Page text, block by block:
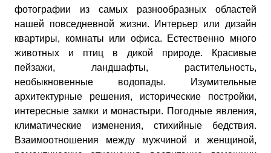
фотографии из самых разнообразных областей
нашей повседневной жизни. Интерьер или дизайн
квартиры, комнаты или офиса. Естественно много
животных и птиц в дикой природе. Красивые
пейзажи, ландшафты, растительность,
необыкновенные водопады. Изумительные
архитектурные решения, исторические постройки,
интересные замки и монастыри. Погодные явления,
климатические изменения, стихийные бедствия.
Взаимоотношения между мужчиной и женщиной,